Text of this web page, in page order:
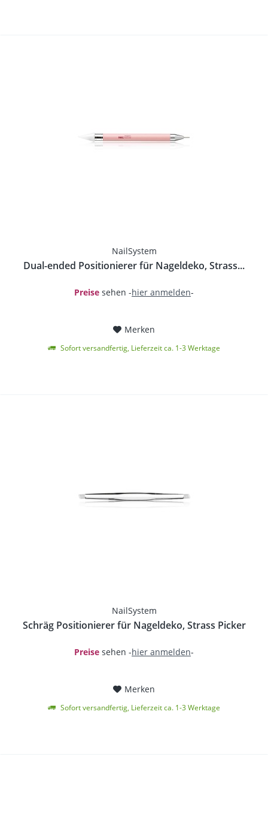
NailSystem
Dual-ended Positionierer für Nageldeko, Strass...
Preise sehen -hier anmelden-
Merken
Sofort versandfertig, Lieferzeit ca. 1-3 Werktage
NailSystem
Schräg Positionierer für Nageldeko, Strass Picker
Preise sehen -hier anmelden-
Merken
Sofort versandfertig, Lieferzeit ca. 1-3 Werktage